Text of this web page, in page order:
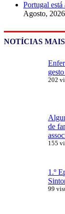
Portugal está
Agosto, 2026
NOTÍCIAS
202
de
155
1.º
99